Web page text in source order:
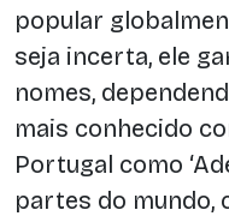
popular
seja incerta, ele
nomes,
mais conhecido
Portugal como
partes do mundo,